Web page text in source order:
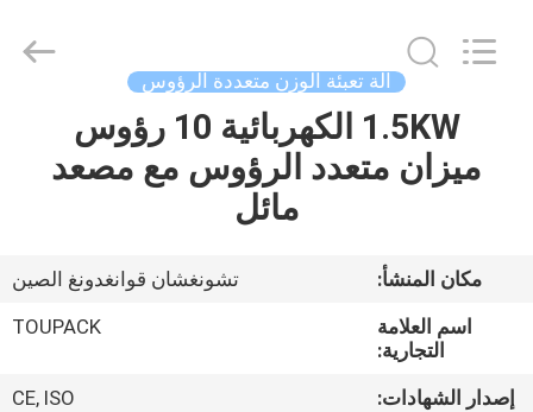
معلومات
جولة
EQUIPMENT
آلة تعبئة الوزن متعددة الرؤوس
1.5KW الكهربائية 10 رؤوس
ميزان متعدد الرؤوس مع مصعد
مائل
مكان المنشأ:
تشونغشان قوانغدونغ الصين
اسم العلامة
التجارية:
TOUPACK
إصدار الشهادات:
CE, ISO